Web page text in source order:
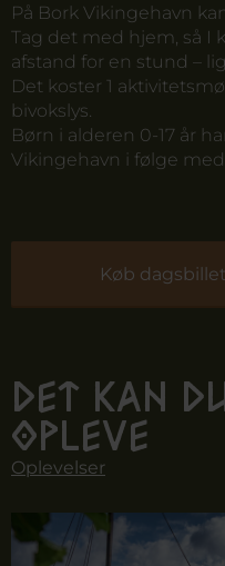
På Bork Vikingehavn
Tag det med hjem, så I
afstand for en stund –
Det koster 1
bivokslys.
Børn i alderen 0-17 år
Vikingehavn i følge
Køb dagsbillet
Det kan
opleve
Oplevelser